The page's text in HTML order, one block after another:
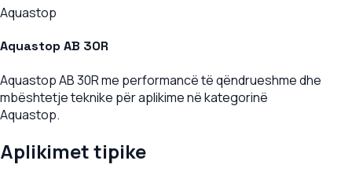
Aquastop
Aquastop AB 30R
Aquastop AB 30R me performancë të qëndrueshme dhe
mbështetje teknike për aplikime në kategorinë
Aquastop.
Aplikimet tipike